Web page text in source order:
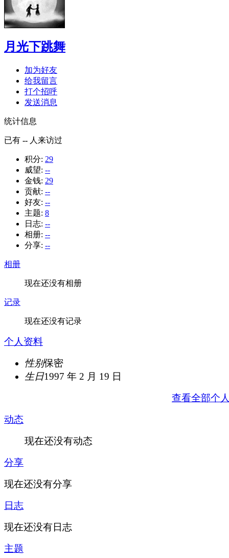
月光下跳舞
加为好友
给我留言
打个招呼
发送消息
统计信息
已有 -- 人来访过
积分: 29
威望: --
金钱: 29
贡献: --
好友: --
主题: 8
日志: --
相册: --
分享: --
相册
现在还没有相册
记录
现在还没有记录
个人资料
性别保密
生日1997 年 2 月 19 日
查看全部个
动态
现在还没有动态
分享
现在还没有分享
日志
现在还没有日志
主题